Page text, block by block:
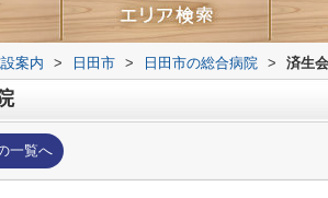
案内 > 日田市 > 日田市の総合病院 > 済生
一覧へ